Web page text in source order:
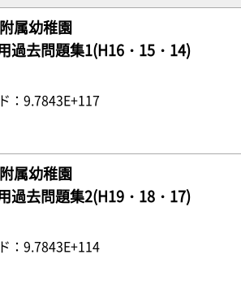
属幼稚園
過去問題集1(H16・15・14)
：9.7843E+117
属幼稚園
過去問題集2(H19・18・17)
：9.7843E+114